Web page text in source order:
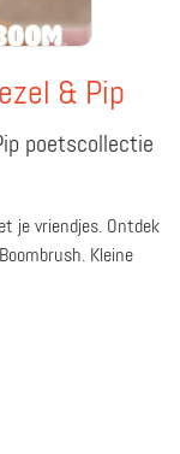
& Pip
poetscollectie
je vriendjes. Ontdek
Kleine